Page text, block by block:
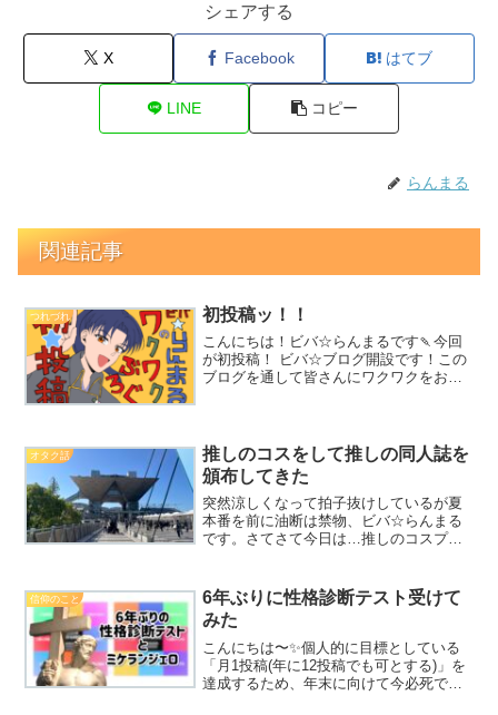
シェアする
X Facebook はてブ
LINE コピー
らんまる
関連記事
つれづれ 初投稿ッ！！
こんにちは！ビバ☆らんまるです🍡今回
が初投稿！ ビバ☆ブログ開設です！この
ブログを通して皆さんにワクワクをお届
う… 人生エンジョイ的...
オタク話
推しのコスをして推しの同人誌を
頒布してきた
突然涼しくなって拍子抜けしているが夏
本番を前に油断は禁物、ビバ☆らんまる
です。さてさて今日は…推しのコスプレ
ます！！！！！～「同人誌」とは～らん
まるオタクが思いの丈を詰...
信仰のこと
6年ぶりに性格診断テスト受けて
みた
こんにちは〜✨個人的に目標としている
「月1投稿(年に12投稿でも可とする)」を
達成するため、年末に向けて今必死で記